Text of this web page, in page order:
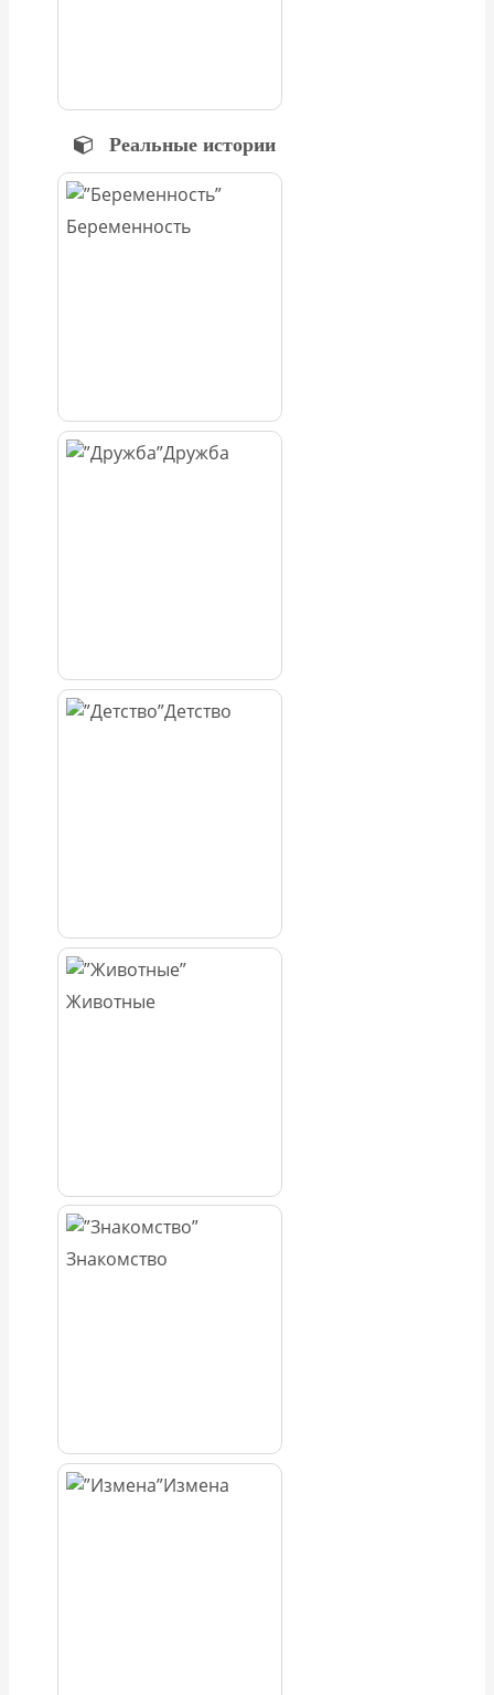
Реальные истории
Беременность
Дружба
Детство
Животные
Знакомство
Измена